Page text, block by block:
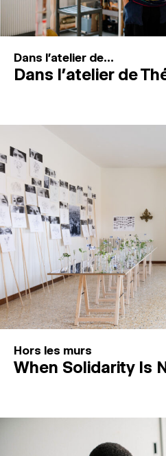
Dans l'atelier de...
Dans l’atelier de
Hors les murs
When Solidarity Is